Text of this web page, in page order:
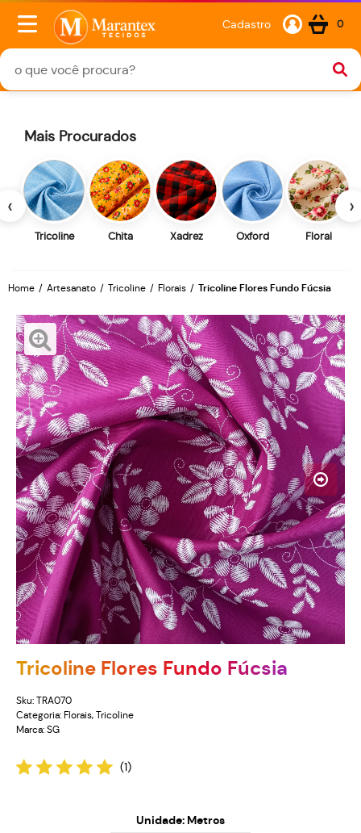
Cadastro 0
‹
Mais Procurados
Tricoline Chita Xadrez Oxford Floral
›
Home Artesanato Tricoline Florais Tricoline Flores Fundo Fúcsia
Tricoline Flores Fundo Fúcsia
Sku: TRA070
Categoria: Florais, Tricoline
Marca: SG
(1)
Unidade: Metros